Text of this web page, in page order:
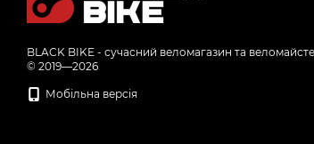
BLACK BIKE - сучасний веломагазин та
© 2019—2026
Мобільна версія